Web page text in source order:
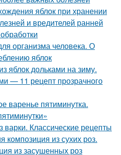
яблок при хранении
и вредителей ранней
организма человека. О
яблок
яблок дольками на зиму.
— 11 рецепт прозрачного
варенье пятиминутка.
варки. Классические рецепты
композиция из сухих роз.
из засушенных роз